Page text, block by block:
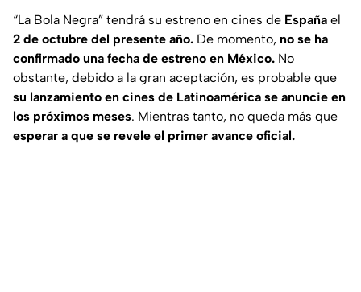
“La Bola Negra” tendrá su estreno en cines de España el
2 de octubre del presente año. De momento, no se ha
confirmado una fecha de estreno en México. No
obstante, debido a la gran aceptación, es probable que
su lanzamiento en cines de Latinoamérica se anuncie en
los próximos meses. Mientras tanto, no queda más que
esperar a que se revele el primer avance oficial.